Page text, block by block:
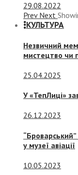
29.08.2022
Prev Next
КУЛЬТУРА
Незвичний
мистецтво чи
25.04.2025
У «ТепЛиці»
26.12.2023
у музеї авіації
10.05.2023